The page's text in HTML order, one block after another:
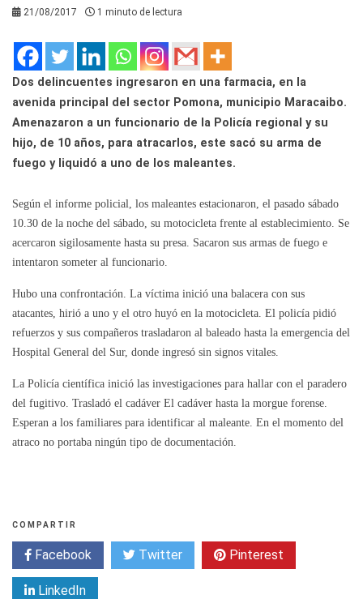
21/08/2017 1 minuto de lectura
Dos delincuentes ingresaron en una farmacia, en la
avenida principal del sector Pomona, municipio Maracaibo.
Amenazaron a un funcionario de la Policía regional y su
hijo, de 10 años, para atracarlos, este sacó su arma de
fuego y liquidó a uno de los maleantes.
Según el informe policial, los maleantes estacionaron, el pasado sábado
10.30 de la noche del sábado, su motocicleta frente al establecimiento. Se
acercaron sigilosamente hasta su presa. Sacaron sus armas de fuego e
intentaron someter al funcionario.
Hubo una confrontación. La víctima inició una balacera con sus
atacantes, hirió a uno y el otro huyó en la motocicleta. El policía pidió
refuerzos y sus compañeros trasladaron al baleado hasta la emergencia del
Hospital General del Sur, donde ingresó sin signos vitales.
La Policía científica inició las investigaciones para hallar con el paradero
del fugitivo. Trasladó el cadáver El cadáver hasta la morgue forense.
Esperan a los familiares para identificar al maleante. En el momento del
atraco no portaba ningún tipo de documentación.
COMPARTIR
Facebook Twitter Pinterest
LinkedIn